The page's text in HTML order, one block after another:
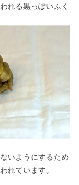
れる黒っぽいふく
いようにするため
れています。